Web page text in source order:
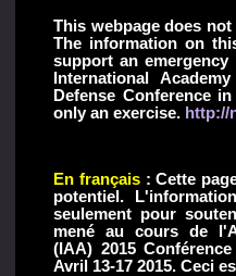
This webpage does
The information on
support an
International
Defense Conference
only an exercise. http://
En français: Cette
potentiel.
seulement pour
mené au cours de
(IAA) 2015
Avril 13-17 2015. Ceci